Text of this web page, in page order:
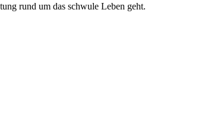
rund um das schwule Leben geht.